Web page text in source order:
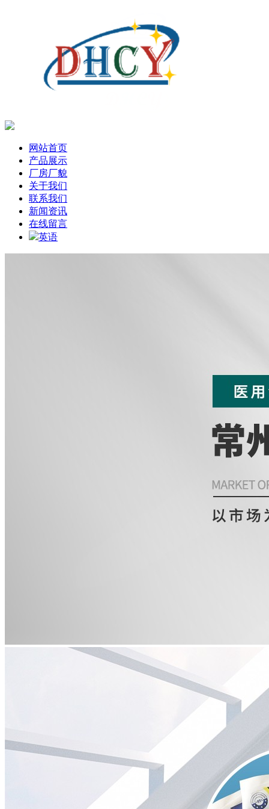
网站首页
产品展示
厂房厂貌
关于我们
联系我们
新闻资讯
在线留言
英语